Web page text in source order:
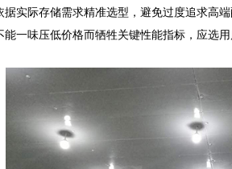
实际存储需求精准选型，避免过度追求
一味压低价格而牺牲关键性能指标，应选